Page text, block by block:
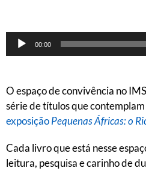
Tocador
00:00
O espaço de convivência no
série de títulos que
exposiçãoPequenas Áfricas: o
Cada livro que está nesse
leitura, pesquisa e carinho de